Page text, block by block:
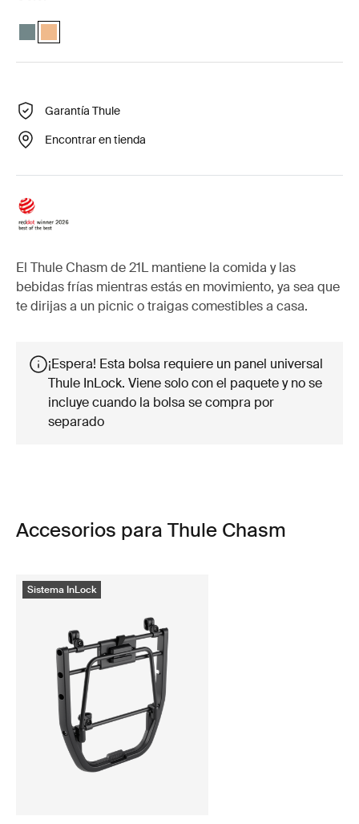
Thule Chasm cooler with InLock 21L Azul medio
Thule Chasm cooler with InLock 21L Naranja polvoriento
Garantía Thule
Encontrar en tienda
El Thule Chasm de 21L mantiene la comida y las
bebidas frías mientras estás en movimiento, ya sea que
te dirijas a un picnic o traigas comestibles a casa.
¡Espera! Esta bolsa requiere un panel universal
Thule InLock. Viene solo con el paquete y no se
incluye cuando la bolsa se compra por
separado
Accesorios para Thule Chasm
Sistema InLock